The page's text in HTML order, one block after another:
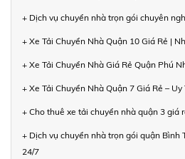
+ Dịch vụ chuyển nhà trọn gói chuyên
+ Xe Tải Chuyển Nhà Quận 10 Giá Rẻ |
+ Xe Tải Chuyển Nhà Giá Rẻ Quận Phú
+ Xe Tải Chuyển Nhà Quận 7 Giá Rẻ –
+ Cho thuê xe tải chuyển nhà quận 3 giá
+ Dịch vụ chuyển nhà trọn gói quận Bình
24/7